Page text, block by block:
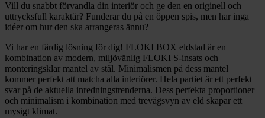
Vill du snabbt förvandla din interiör och ge den en originell och
uttrycksfull karaktär? Funderar du på en öppen spis, men har inga
idéer om hur den ska arrangeras ännu?
Vi har en färdig lösning för dig! FLOKI BOX eldstad är en
kombination av modern, miljövänlig FLOKI S-insats och
monteringsklar mantel av stål. Minimalismen på dess mantel
kommer perfekt att matcha alla interiörer. Hela partiet är ett perfekt
svar på de aktuella inredningstrenderna. Dess perfekta proportioner
och minimalism i kombination med trevägsvyn av eld skapar ett
mysigt klimat.